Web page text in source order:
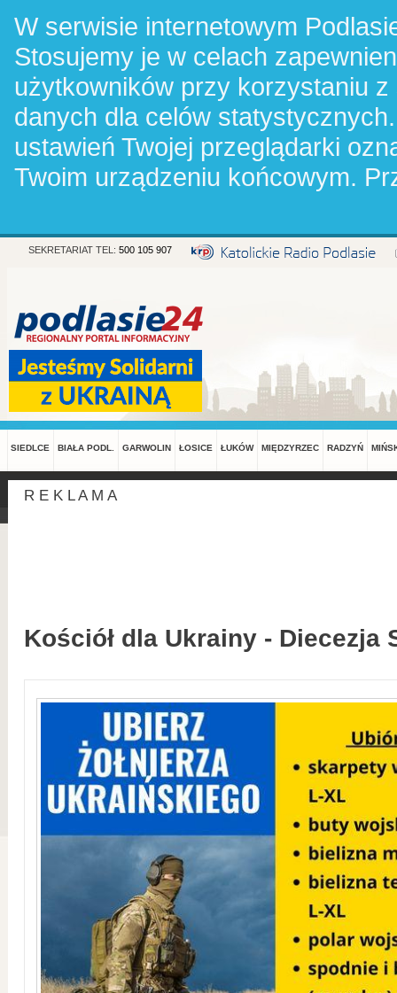
W serwisie internetowym
Stosujemy je w celach
użytkowników przy korzystaniu
danych dla celów
ustawień Twojej przeglądarki
Twoim urządzeniu końcowym.
SEKRETARIAT TEL: 500 105 907
SIEDLCE BIAŁA PODL. GARWOLIN ŁOSICE ŁUKÓW MIĘDZYRZEC RADZYŃ
R E K L A M A
Kościół dla Ukrainy - Diecezja